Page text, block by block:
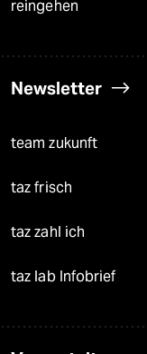
reingehen
Newsletter
team zukunft
taz frisch
taz zahl ich
taz lab Infobrief